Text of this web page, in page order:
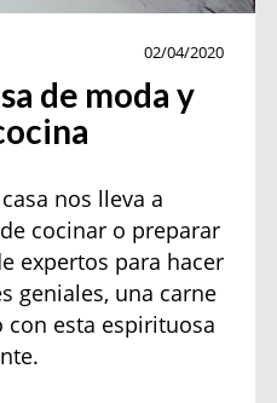
02/04/2020
de moda y
nos lleva a
cocinar o preparar
expertos para hacer
geniales, una carne
con esta espirituosa